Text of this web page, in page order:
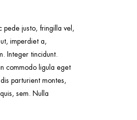
pede justo, fringilla vel,
imperdiet a,
Integer tincidunt.
commodo ligula eget
parturient montes,
sem. Nulla